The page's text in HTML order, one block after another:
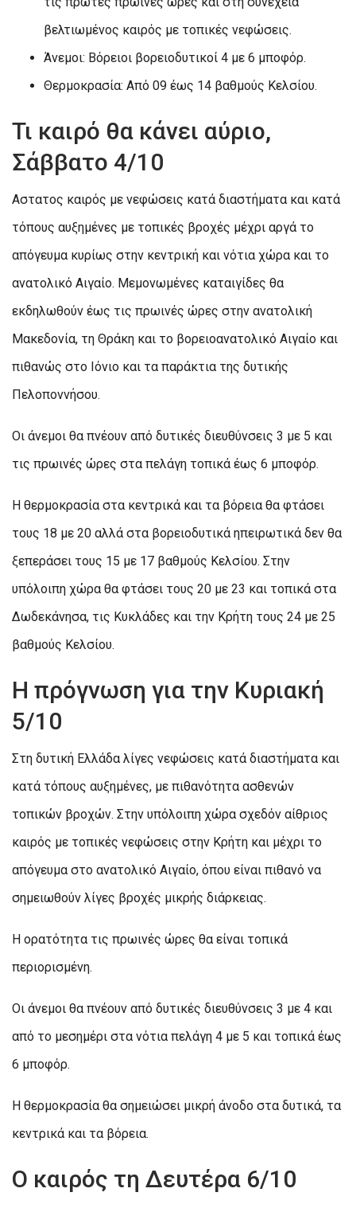
βελτιωμένος καιρός με τοπικές νεφώσεις.
Άνεμοι: Βόρειοι βορειοδυτικοί 4 με 6 μποφόρ.
Θερμοκρασία: Από 09 έως 14 βαθμούς Κελσίου.
Τι καιρό θα κάνει αύριο,
Σάββατο 4/10
Αστατος καιρός με νεφώσεις κατά διαστήματα και κατά
τόπους αυξημένες με τοπικές βροχές μέχρι αργά το
απόγευμα κυρίως στην κεντρική και νότια χώρα και το
ανατολικό Αιγαίο. Μεμονωμένες καταιγίδες θα
εκδηλωθούν έως τις πρωινές ώρες στην ανατολική
Μακεδονία, τη Θράκη και το βορειοανατολικό Αιγαίο και
πιθανώς στο Ιόνιο και τα παράκτια της δυτικής
Πελοποννήσου.
Οι άνεμοι θα πνέουν από δυτικές διευθύνσεις 3 με 5 και
τις πρωινές ώρες στα πελάγη τοπικά έως 6 μποφόρ.
Η θερμοκρασία στα κεντρικά και τα βόρεια θα φτάσει
τους 18 με 20 αλλά στα βορειοδυτικά ηπειρωτικά δεν θα
ξεπεράσει τους 15 με 17 βαθμούς Κελσίου. Στην
υπόλοιπη χώρα θα φτάσει τους 20 με 23 και τοπικά στα
Δωδεκάνησα, τις Κυκλάδες και την Κρήτη τους 24 με 25
βαθμούς Κελσίου.
Η πρόγνωση για την Κυριακή
5/10
Στη δυτική Ελλάδα λίγες νεφώσεις κατά διαστήματα και
κατά τόπους αυξημένες, με πιθανότητα ασθενών
τοπικών βροχών. Στην υπόλοιπη χώρα σχεδόν αίθριος
καιρός με τοπικές νεφώσεις στην Κρήτη και μέχρι το
απόγευμα στο ανατολικό Αιγαίο, όπου είναι πιθανό να
σημειωθούν λίγες βροχές μικρής διάρκειας.
Η ορατότητα τις πρωινές ώρες θα είναι τοπικά
περιορισμένη.
Οι άνεμοι θα πνέουν από δυτικές διευθύνσεις 3 με 4 και
από το μεσημέρι στα νότια πελάγη 4 με 5 και τοπικά έως
6 μποφόρ.
Η θερμοκρασία θα σημειώσει μικρή άνοδο στα δυτικά, τα
κεντρικά και τα βόρεια.
Ο καιρός τη Δευτέρα 6/10